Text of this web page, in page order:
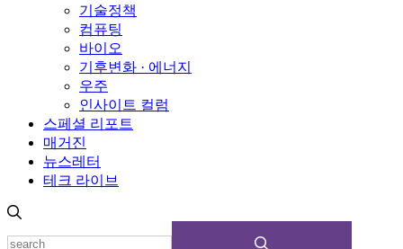
기술정책
컴퓨팅
바이오
기후변화 · 에너지
우주
인사이트 컬럼
스페셜 리포트
매거진
뉴스레터
테크 라이브